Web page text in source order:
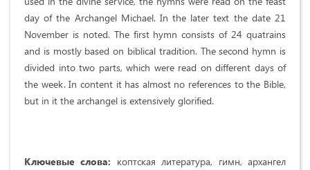
day of the Archangel Michael. In the later text the date 21
November is noted. The first hymn consists of 24 quatrains
and is mostly based on biblical tradition. The second hymn is
divided into two parts, which were read on different days of
the week. In content it has almost no references to the Bible,
but in it the archangel is extensively glorified.
Ключевые слова: коптская литература, гимн, архангел